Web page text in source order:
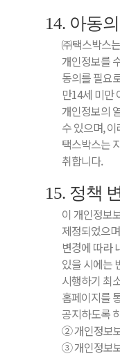
14. 아동
㈜택스박스
개인정보를
동의를 필요
만14세 미만
개인정보의
수 있으며,
택스박스는
취합니다.
15. 정책
이 개인정보
제정되었으
변경에 따라
있을 시에는
시행하기 최
홈페이지를
공지하도록
② 개인정보
③ 개인정보